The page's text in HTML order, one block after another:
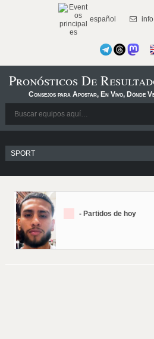
español
Pronósticos De
Consejos para Apostar, En Vivo, Dónde
- Partidos de hoy